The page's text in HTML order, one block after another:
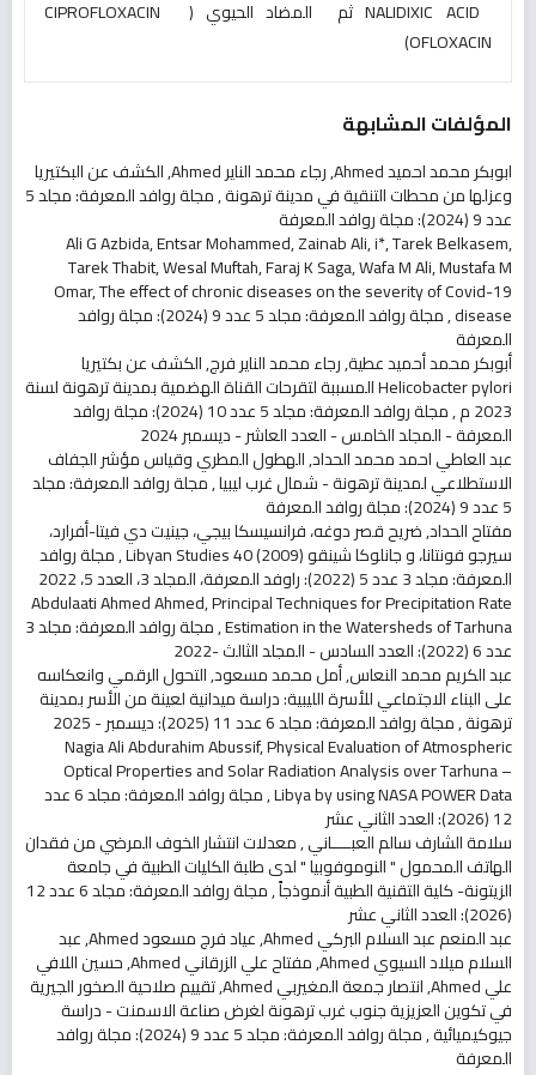
NALIDIXIC ACID ثم المضاد الحيوي (CIPROFLOXACIN
OFLOXACIN)
المؤلفات المشابهة
ابوبكر محمد احميد Ahmed, رجاء محمد الناير Ahmed, الكشف عن البكتيريا
وعزلها من محطات التنقية في مدينة ترهونة, مجلة روافد المعرفة: مجلد 5
عدد 9 (2024): مجلة روافد المعرفة
Ali G Azbida, Entsar Mohammed, Zainab Ali, i*, Tarek Belkasem,
Tarek Thabit, Wesal Muftah, Faraj K Saga, Wafa M Ali, Mustafa M
Omar,The effect of chronic diseases on the severity of Covid-19
disease
, مجلة روافد المعرفة: مجلد 5 عدد 9 (2024): مجلة روافد
المعرفة
أبوبكر محمد أحميد عطية, رجاء محمد الناير فرج,الكشف عن بكتيريا
Helicobacter pylori المسببة لتقرحات القناة الهضمية بمدينة ترهونة لسنة
2023 م , مجلة روافد المعرفة: مجلد 5 عدد 10 (2024): مجلة روافد
المعرفة - المجلد الخامس - العدد العاشر - ديسمبر 2024
عبد العاطي احمد محمد الحداد,الهطول المطري وقياس مؤشر الجفاف
الاستطلاعي لمدينة ترهونة - شمال غرب ليبيا,مجلة روافد المعرفة: مجلد
5 عدد 9 (2024): مجلة روافد المعرفة
مفتاح الحداد,ضريح قصر دوغه، فرانسيسكا بيجي، جينيت دي فيتا-أفرارد،
سيرجو فونتانا، و جانلوكا شينقو Libyan Studies 40 (2009) ,مجلة روافد
المعرفة: مجلد 3 عدد 5 (2022): راوفد المعرفة، المجلد 3، العدد 5، 2022
Abdulaati Ahmed Ahmed,Principal Techniques for Precipitation Rate
Estimation in the Watersheds of Tarhuna
, مجلة روافد المعرفة: مجلد 3
عدد 6 (2022): العدد السادس - المجلد الثالث -2022
عبد الكريم محمد النعاس, أمل محمد مسعود,التحول الرقمي وانعكاسه
على البناء الاجتماعي للأسرة الليبية: دراسة ميدانية لعينة من الأسر بمدينة
ترهونة,مجلة روافد المعرفة: مجلد 6 عدد 11 (2025): ديسمبر - 2025
Nagia Ali Abdurahim Abussif,Physical Evaluation of Atmospheric
Optical Properties and Solar Radiation Analysis over Tarhuna –
Libya by using NASA POWER Data
, مجلة روافد المعرفة: مجلد 6 عدد
12 (2026): العدد الثاني عشر
سلامة الشارف سالم العبــــاني ,معدلات انتشار الخوف المرضي من فقدان
الهاتف المحمول " النوموفوبيا " لدى طلبة الكليات الطبية في جامعة
الزيتونة- كلية التقنية الطبية أنموذجاً, مجلة روافد المعرفة: مجلد 6 عدد 12
(2026): العدد الثاني عشر
عبد المنعم عبد السلام البركي Ahmed, عياد فرج مسعود Ahmed, عبد
السلام ميلاد السيوي Ahmed, مفتاح علي الزرقاني Ahmed, حسين اللافي
علي Ahmed, انتصار جمعة المغيربي Ahmed, تقييم صلاحية الصخور الجيرية
في تكوين العزيزية جنوب غرب ترهونة لغرض صناعة الاسمنت - دراسة
جيوكيميائية, مجلة روافد المعرفة: مجلد 5 عدد 9 (2024): مجلة روافد
المعرفة